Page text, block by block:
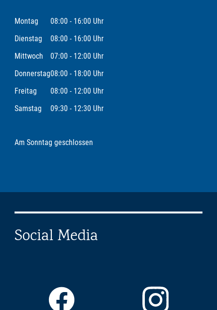
Montag
08:00 - 16:00 Uhr
Dienstag
08:00 - 16:00 Uhr
Mittwoch
07:00 - 12:00 Uhr
Donnerstag08:00 - 18:00 Uhr
Freitag
08:00 - 12:00 Uhr
Samstag
09:30 - 12:30 Uhr
Am Sonntag geschlossen
Social Media